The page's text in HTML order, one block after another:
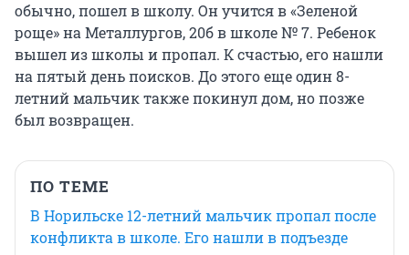
обычно, пошел в школу. Он учится в «Зеленой
роще» на Металлургов, 20б в школе № 7. Ребенок
вышел из школы и пропал. К счастью, его нашли
на пятый день поисков. До этого еще один 8-
летний мальчик также покинул дом, но позже
был возвращен.
ПО ТЕМЕ
В Норильске 12-летний мальчик пропал после
конфликта в школе. Его нашли в подъезде